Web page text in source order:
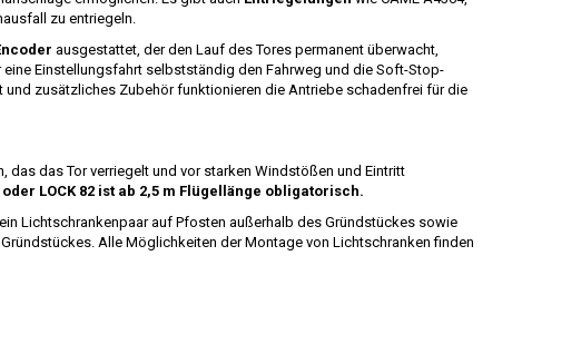
zu entriegeln.
ausgestattet, der den Lauf des Tores permanent überwacht,
Einstellungsfahrt selbstständig den Fahrweg und die Soft-Stop-
zusätzliches Zubehör funktionieren die Antriebe schadenfrei für die
das das Tor verriegelt und vor starken Windstößen und Eintritt
oder LOCK 82 ist ab 2,5 m Flügellänge obligatorisch.
Lichtschrankenpaar auf Pfosten außerhalb des Gründstückes sowie
Alle Möglichkeiten der Montage von Lichtschranken finden